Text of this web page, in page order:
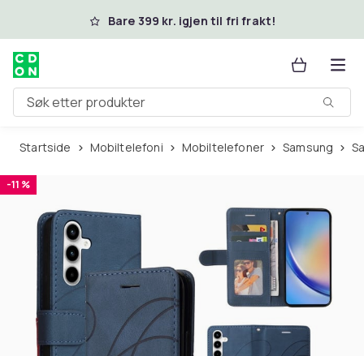
Hopp til hovedinnholdBare 399 kr. igjen til fri frakt!
Søk etter produkter
Startside Mobiltelefoni Mobiltelefoner Samsung
-11 %